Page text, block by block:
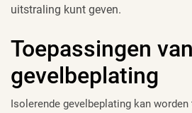
uitstraling kunt geven.
Toepassingen
gevelbeplating
Isolerende gevelbeplating kan